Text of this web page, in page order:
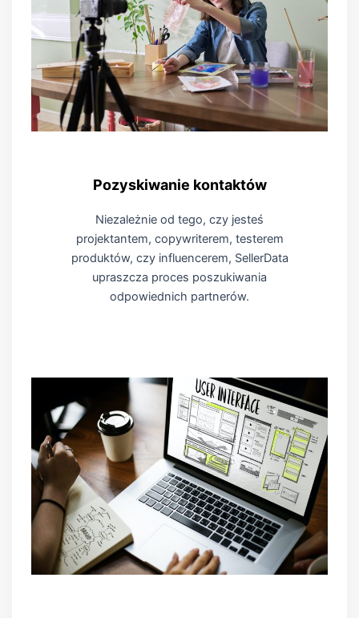
Pozyskiwanie kontaktów
Niezależnie od tego, czy jesteś
projektantem, copywriterem, testerem
produktów, czy influencerem, SellerData
upraszcza proces poszukiwania
odpowiednich partnerów.